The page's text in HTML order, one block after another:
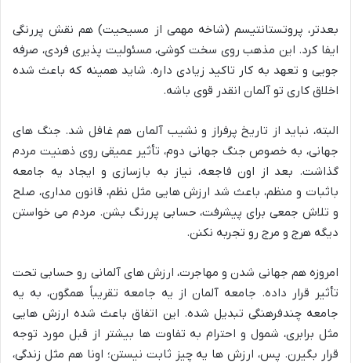
بعدتر، پروتستانتیسم (شاخه مهمی از مسیحیت) هم نقش پررنگی
ایفا کرد. این مذهب روی سخت کوشی، مسئولیت پذیری فردی، صرفه
جویی و تعهد به کار تاکید زیادی داره. شاید همینه که باعث شده
اخلاق کاری تو آلمان انقدر قوی باشه.
البته، نباید از تاریخ پرفراز و نشیب آلمان هم غافل شد. جنگ های
جهانی، به خصوص جنگ جهانی دوم، تأثیر عمیقی روی ذهنیت مردم
گذاشت. بعد از اون فاجعه، نیاز به بازسازی و ایجاد یه جامعه
باثبات و منظم، باعث شد ارزش هایی مثل نظم، قانون مداری، صلح
و تلاش جمعی برای پیشرفت، حسابی پررنگ بشن. مردم می خواستن
دیگه هرج و مرج رو تجربه نکنن.
امروزه هم جهانی شدن و مهاجرت، ارزش های آلمانی رو حسابی تحت
تأثیر قرار داده. جامعه آلمان از یه جامعه تقریباً همگون، به یه
جامعه چندفرهنگی تبدیل شده. این اتفاق باعث شده ارزش هایی
مثل برابری، شمول و احترام به تفاوت ها بیشتر از قبل مورد توجه
قرار بگیرن. پس، ارزش ها یه چیز ثابت نیستن؛ اونا هم مثل زندگی،